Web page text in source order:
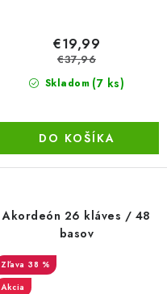
Skladom (7 ks)
€19,99
€37,96
DO KOŠÍKA
Akordeón 26 kláves / 48
basov
38 %
Akcia